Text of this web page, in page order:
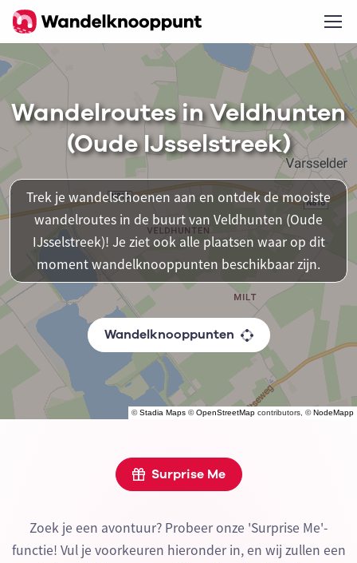
©Stadia Maps ©OpenStreetMap contributors, ©NodeMapp
Wandelroutes in Veldhunten
(Oude IJsselstreek)
Trek je wandelschoenen aan en ontdek de mooiste
wandelroutes in de buurt van Veldhunten (Oude
IJsselstreek)! Je ziet ook alle plaatsen waar op dit
moment wandelknooppunten beschikbaar zijn.
Wandelknooppunten
Surprise Me
Zoek je een avontuur? Probeer onze 'Surprise Me'-
functie! Vul je voorkeuren hieronder in, en wij zullen een